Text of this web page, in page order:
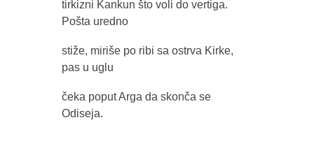
tirkizni Kankun što voli do vertiga.
Pošta uredno
stiže, miriše po ribi sa ostrva Kirke,
pas u uglu
čeka poput Arga da skonča se
Odiseja.